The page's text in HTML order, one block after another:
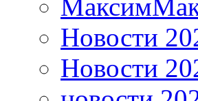
Новости
Новости